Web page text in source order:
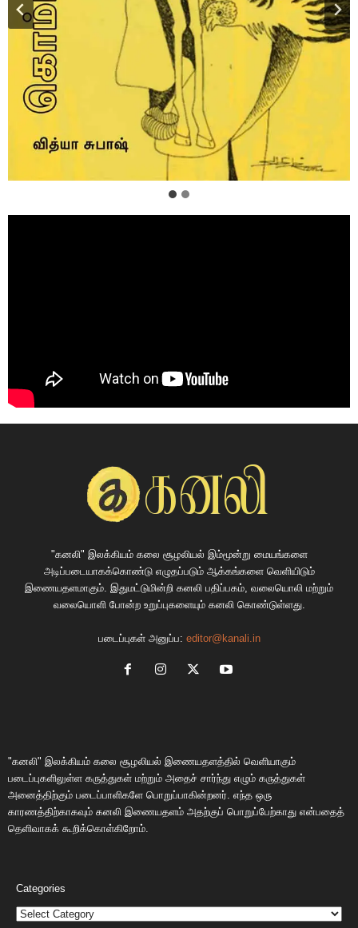
"கனலி" இலக்கியம் கலை சூழலியல் இம்மூன்று மையங்களை
அடிப்படையாகக்கொண்டு எழுதப்படும் ஆக்கங்களை வெளியிடும்
இணையதளமாகும். இதுமட்டுமின்றி கனலி பதிப்பகம், வலையொலி மற்றும்
வலையொளி போன்ற உறுப்புகளையும் கனலி கொண்டுள்ளது.
படைப்புகள் அனுப்ப: editor@kanali.in
"கனலி" இலக்கியம் கலை சூழலியல் இணையதளத்தில் வெளியாகும்
படைப்புகளிலுள்ள கருத்துகள் மற்றும் அதைச் சார்ந்து எழும் கருத்துகள்
அனைத்திற்கும் படைப்பாளிகளே பொறுப்பாகின்றனர். எந்த ஒரு
காரணத்திற்காகவும் கனலி இணையதளம் அதற்குப் பொறுப்பேற்காது என்பதைத்
தெளிவாகக் கூறிக்கொள்கிறோம்.
Categories